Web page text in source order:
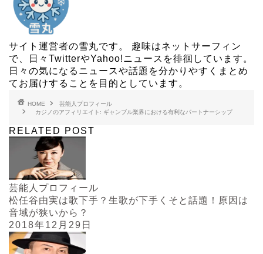
サイト運営者の雪丸です。 趣味はネットサーフィン
で、日々TwitterやYahoo!ニュースを徘徊しています。
日々の気になるニュースや話題を分かりやすくまとめ
てお届けすることを目的としています。
HOME
芸能人プロフィール
カジノのアフィリエイト: ギャンブル業界における有利なパートナーシップ
RELATED POST
芸能人プロフィール
松任谷由実は歌下手？生歌が下手くそと話題！原因は
音域が狭いから？
2018年12月29日